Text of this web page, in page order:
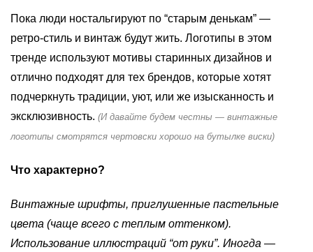
Пока люди ностальгируют по “старым денькам” —
ретро-стиль и винтаж будут жить. Логотипы в этом
тренде используют мотивы старинных дизайнов и
отлично подходят для тех брендов, которые хотят
подчеркнуть традиции, уют, или же изысканность и
эксклюзивность. (И давайте будем честны — винтажные
логотипы смотрятся чертовски хорошо на бутылке виски)
Что характерно?
Винтажные шрифты, приглушенные пастельные
цвета (чаще всего с теплым оттенком).
Использование иллюстраций “от руки”. Иногда —